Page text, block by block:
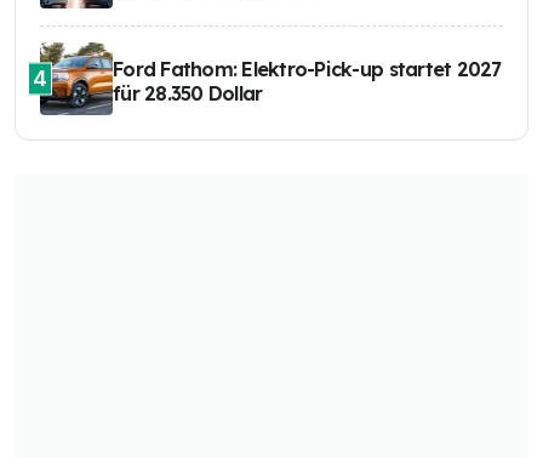
4
Ford Fathom: Elektro-Pick-up startet 2027
für 28.350 Dollar